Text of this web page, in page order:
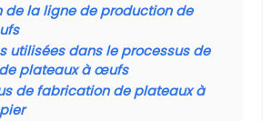
de la ligne de production de
utilisées dans le processus de
plateaux à œufs
de fabrication de plateaux à